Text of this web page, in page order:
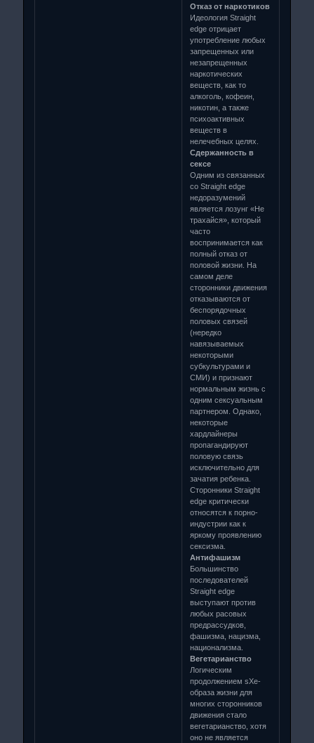
Отказ от наркотиков
Идеология Straight
edge отрицает
употребление любых
запрещенных или
незапрещенных
наркотических
веществ, как то
алкоголь, кофеин,
никотин, а также
психоактивных
веществ в
нелечебных целях.
Сдержанность в
сексе
Одним из связанных
со Straight edge
недоразумений
является лозунг «Не
трахайся», который
часто
воспринимается как
полный отказ от
половой жизни. На
самом деле
сторонники движения
отказываются от
беспорядочных
половых связей
(нередко
навязываемых
некоторыми
субкультурами и
СМИ) и признают
нормальным жизнь с
одним сексуальным
партнером. Однако,
некоторые
хардлайнеры
пропагандируют
половую связь
исключительно для
зачатия ребенка.
Сторонники Straight
edge критически
относятся к порно-
индустрии как к
яркому проявлению
сексизма.
Антифашизм
Большинство
последователей
Straight edge
выступают против
любых расовых
предрассудков,
фашизма, нацизма,
национализма.
Вегетарианство
Логическим
продолжением sXe-
образа жизни для
многих сторонников
движения стало
вегетарианство, хотя
оно не является